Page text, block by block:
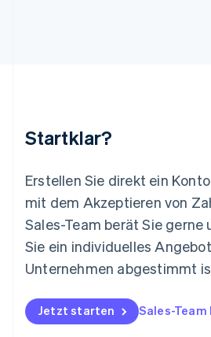
Startklar?
Erstellen Sie direkt ein
mit dem Akzeptieren von
Sales-Team berät Sie
Sie ein individuelles
Unternehmen abgestimmt
Jetzt starten Sales-
Mexiko
English
Niederlande
Nederlands English
Norwegen
English
Österreich
Polen
English
Portugal